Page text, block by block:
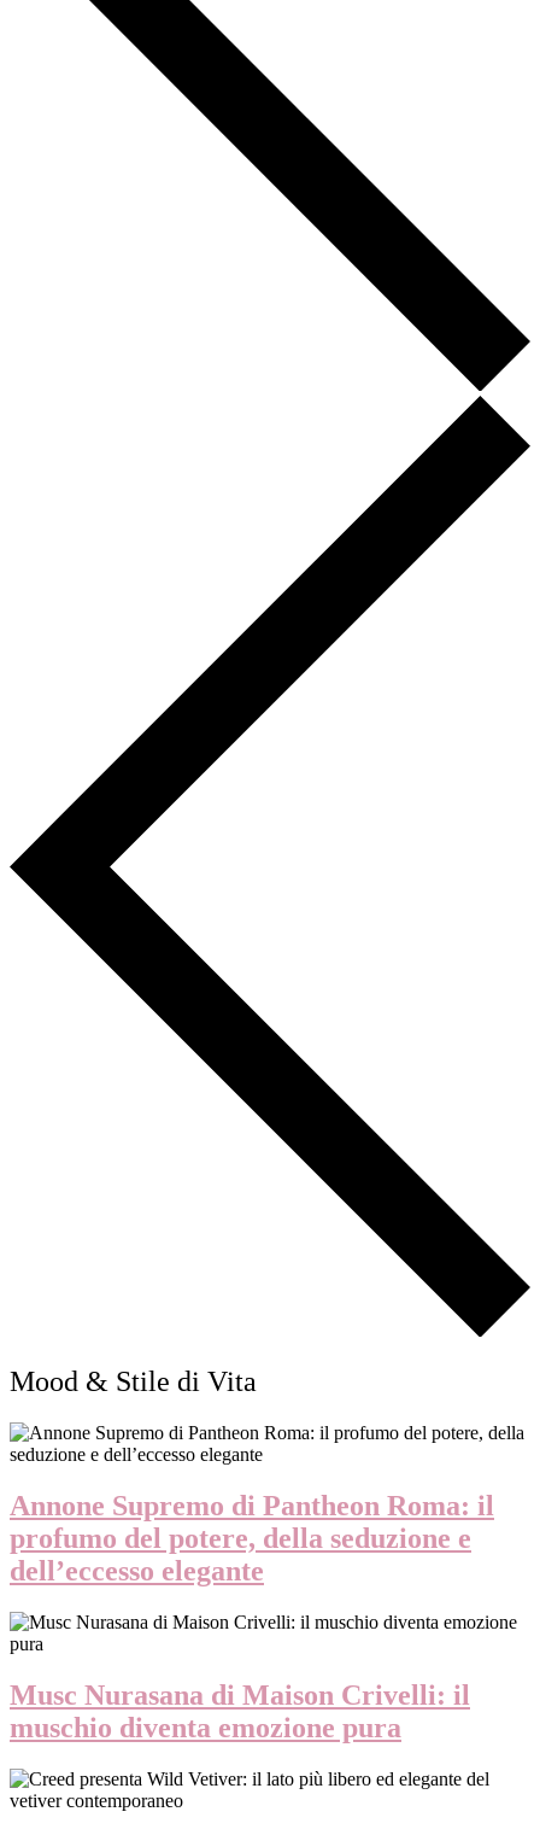
Mood & Stile di Vita
Annone Supremo di Pantheon Roma: il
profumo del potere, della seduzione e
dell’eccesso elegante
Musc Nurasana di Maison Crivelli: il
muschio diventa emozione pura